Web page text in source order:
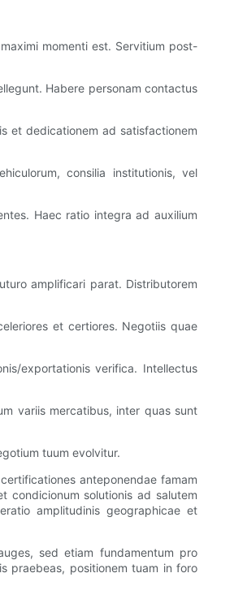
momenti est. Servitium post-
Habere personam contactus
et dedicationem ad satisfactionem
consilia institutionis, vel
Haec ratio integra ad auxilium
amplificari parat. Distributorem
et certiores. Negotiis quae
exportationis verifica. Intellectus
variis mercatibus, inter quas sunt
tuum evolvitur.
anteponendae famam
condicionum solutionis ad salutem
amplitudinis geographicae et
sed etiam fundamentum pro
praebeas, positionem tuam in foro